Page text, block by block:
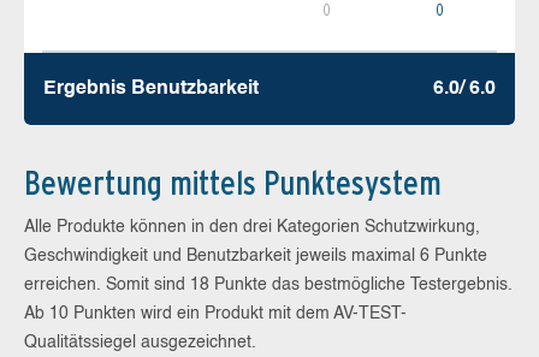
0 0
Ergebnis Benutz­barkeit 6.0/ 6.0
Bewertung mittels Punktesystem
Alle Produkte können in den drei Kategorien Schutzwirkung,
Geschwindigkeit und Benutzbarkeit jeweils maximal 6 Punkte
erreichen. Somit sind 18 Punkte das bestmögliche Testergebnis.
Ab 10 Punkten wird ein Produkt mit dem AV-TEST-
Qualitätssiegel ausgezeichnet.